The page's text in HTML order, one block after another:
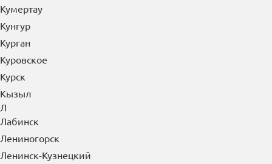
Кумертау
Кунгур
Курган
Куровское
Курск
Кызыл
Л
Лабинск
Лениногорск
Ленинск-Кузнецкий